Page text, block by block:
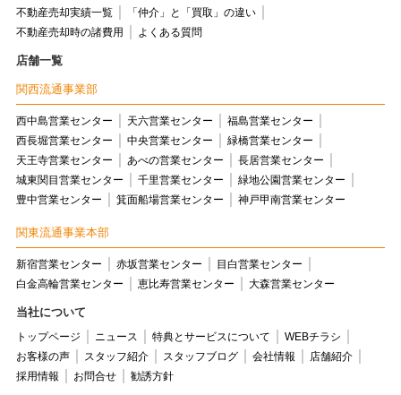
不動産売却実績一覧
「仲介」と「買取」の違い
不動産売却時の諸費用
よくある質問
店舗一覧
関西流通事業部
西中島営業センター 天六営業センター
福島営業センター
西長堀営業センター
中央営業センター
緑橋営業センター
天王寺営業センター
あべの営業センター
長居営業センター
城東関目営業センター
千里営業センター
緑地公園営業センター
豊中営業センター
箕面船場営業センター 神戸甲南営業センター
関東流通事業本部
新宿営業センター 赤坂営業センター
目白営業センター
白金高輪営業センター
恵比寿営業センター 大森営業センター
当社について
トップページ ニュース 特典とサービスについて
WEBチラシ
お客様の声
スタッフ紹介 スタッフブログ 会社情報
店舗紹介
採用情報
お問合せ 勧誘方針